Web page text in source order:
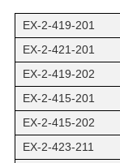
EX-2-419-201
EX-2-421-201
EX-2-419-202
EX-2-415-201
EX-2-415-202
EX-2-423-211